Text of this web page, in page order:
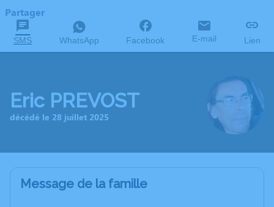
Partager
SMS WhatsApp Facebook E-mail Lien
Eric PREVOST
décédé le 28 juillet 2025
Message de la famille